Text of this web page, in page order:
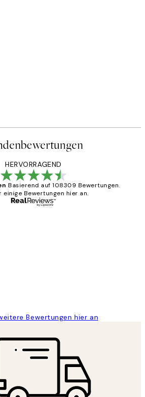
HERVORRAGEND
Basierend auf 108309 Bewertungen.
einige Bewertungen hier an.
Bewertungen hier an